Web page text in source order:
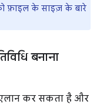
फ़ाइल के साइज़ के बारे
बनाना
कर सकता है और